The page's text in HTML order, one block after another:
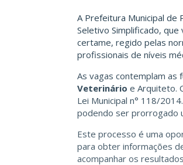
A Prefeitura Municipal de
Seletivo Simplificado,
certame, regido pelas
profissionais de níveis
As vagas contemplam as
Veterinário e Arquiteto.
Lei Municipal n° 118/
podendo ser prorrogado
Este processo é uma
para obter informações
acompanhar os